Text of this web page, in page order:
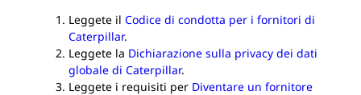
Leggete il Codice di condotta per i fornitori di
Caterpillar.
Leggete la Dichiarazione sulla privacy dei dati
globale di Caterpillar.
Leggete i requisiti per Diventare un fornitore